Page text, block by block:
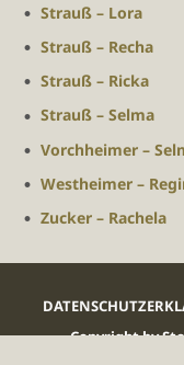
Strauß – Lora
Strauß – Recha
Strauß – Ricka
Strauß – Selma
Vorchheimer –
Westheimer –
Zucker – Rachela
Copyright by